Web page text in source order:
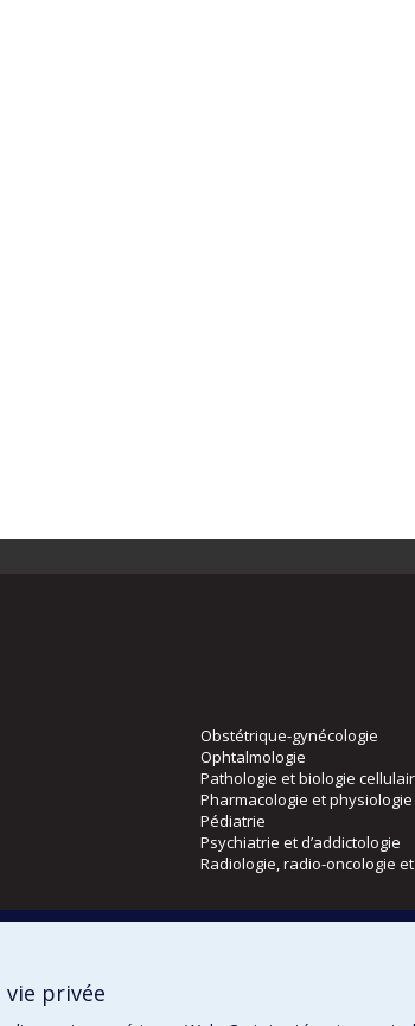
Obstétrique-gynécologie
Ophtalmologie
Pathologie et biologie
Pharmacologie et physiologie
Pédiatrie
Psychiatrie et d’addictologie
Radiologie, radio-oncologie
vie privée